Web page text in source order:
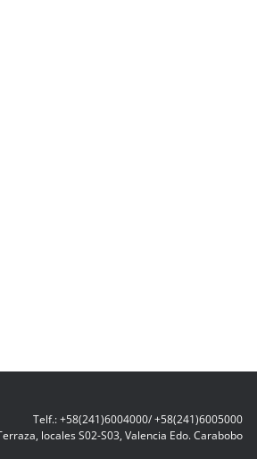
Telf.: +58(241)6004000/ +58(241)6005000
locales S02-S03, Valencia Edo. Carabobo